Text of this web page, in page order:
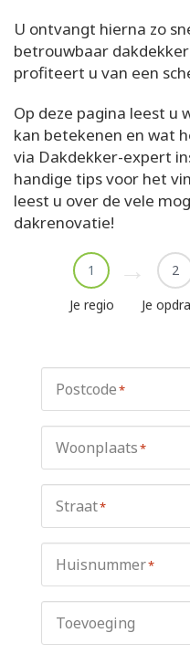
U ontvangt hierna zo
betrouwbaar
profiteert u van een
Op deze pagina leest u
kan betekenen en wat
via Dakdekker-expert
handige tips voor het
leest u over de vele
dakrenovatie!
1
Je regio
2
Je
Postcode*
Woonplaats*
Straat*
Huisnummer*
Toevoeging